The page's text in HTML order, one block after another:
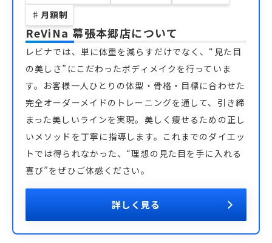
♯ 月額制
ReViNa 幕張本郷店について
レビナでは、単に体重を減らすだけでなく、“見た目
の美しさ”にこだわったボディメイクを行っていま
す。お客様一人ひとりの体型・骨格・目標に合わせた
完全オーダーメイドのトレーニングを通して、引き締
まった美しいラインを実現。美しく痩せるための正し
いメソッドを丁寧に指導します。これまでのダイエッ
トでは得られなかった、“理想の見た目を手に入れる
喜び”をぜひご体感ください。
詳しく見る